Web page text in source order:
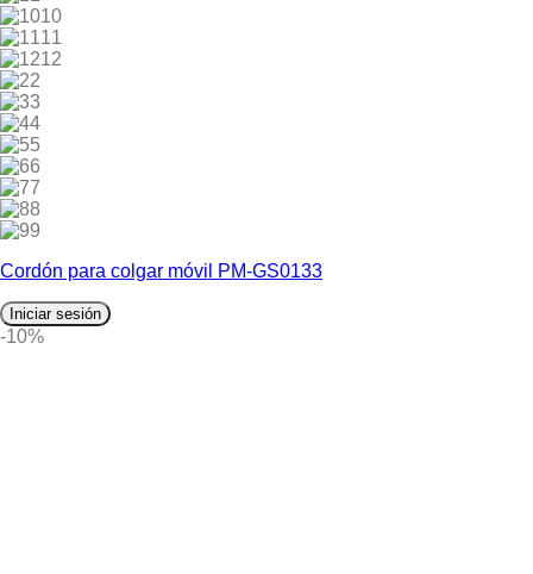
10
11
12
2
3
4
5
6
7
8
9
Cordón para colgar móvil PM-GS0133
Iniciar sesión
-10%